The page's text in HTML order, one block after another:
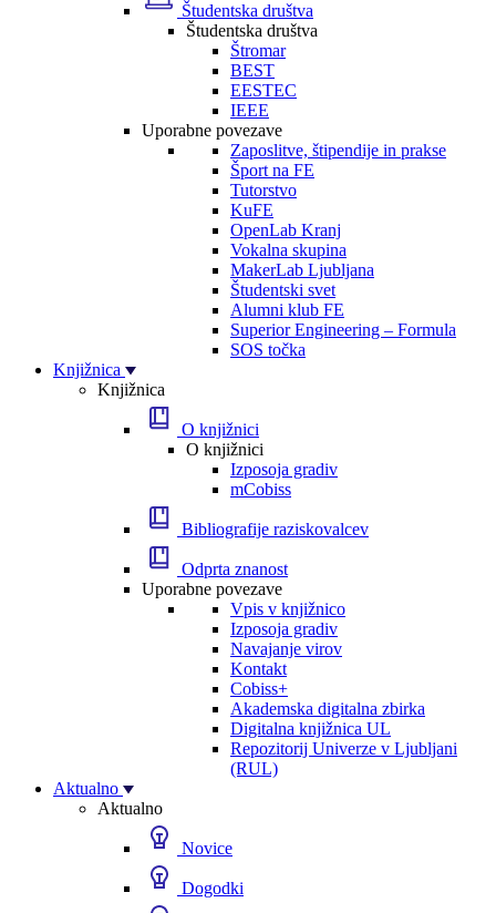
Študentska društva
Študentska društva
Štromar
BEST
EESTEC
IEEE
Uporabne povezave
Zaposlitve, štipendije in prakse
Šport na FE
Tutorstvo
KuFE
OpenLab Kranj
Vokalna skupina
MakerLab Ljubljana
Študentski svet
Alumni klub FE
Superior Engineering – Formula
SOS točka
Knjižnica
Knjižnica
O knjižnici
O knjižnici
Izposoja gradiv
mCobiss
Bibliografije raziskovalcev
Odprta znanost
Uporabne povezave
Vpis v knjižnico
Izposoja gradiv
Navajanje virov
Kontakt
Cobiss+
Akademska digitalna zbirka
Digitalna knjižnica UL
Repozitorij Univerze v Ljubljani
(RUL)
Aktualno
Aktualno
Novice
Dogodki